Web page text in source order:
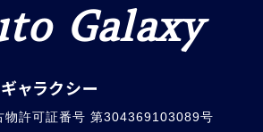
Galaxy
ャラクシー
物許可証番号 第304369103089号